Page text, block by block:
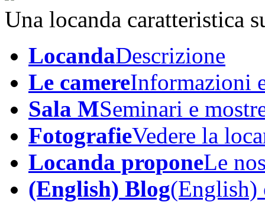
Una locanda caratteristica
LocandaDescrizione
Le camereInformazioni
Sala MSeminari e
FotografieVedere la
Locanda proponeLe
(English) Blog(English)